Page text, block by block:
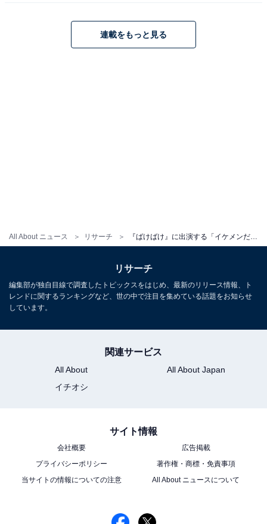
All About ニュース リサーチ
優」ランキング！ 2位「吉沢亮」を抑えた1位
連載をもっと見る
リサーチ
編集部が独自目線で調査したトピックスをはじめ、最新のリリース情報、ト
レンドに関するランキングなど、世の中で注目を集めている話題をお知らせ
しています。
関連サービス
All About
All About Japan
イチオシ
サイト情報
会社概要
広告掲載
プライバシーポリシー
著作権・商標・免責事項
当サイトの情報についての注意
All About ニュースについて